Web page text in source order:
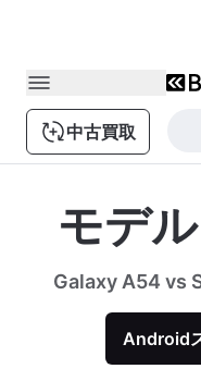
中古買取
モデ
Galaxy A54 vs
Android